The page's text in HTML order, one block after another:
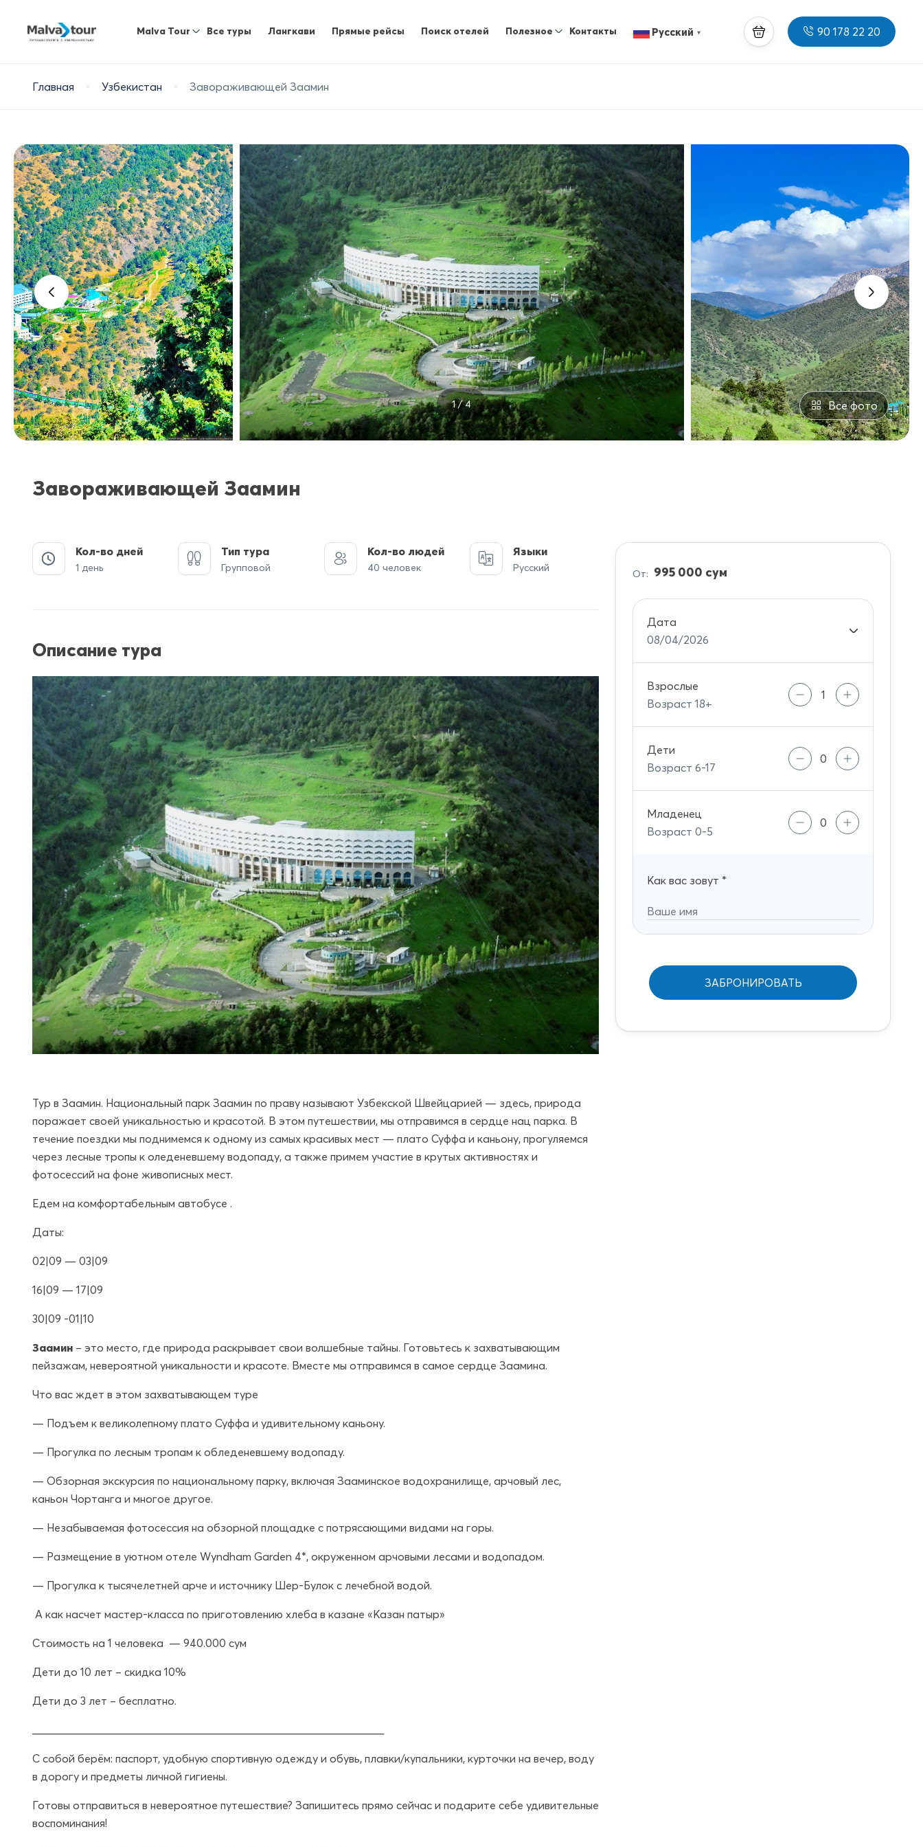
Malva Tour Все туры Лангкави Прямые рейсы Поиск отелей Полезное Контакты Русский ▼ 90 178 22 20
Главная Узбекистан Завораживающей Заамин
‹ ›
1 / 4 Все фото
Завораживающей Заамин
Кол-во дней
1 день
Тип тура
Групповой
Кол-во людей
40 человек
Языки
Русский
Описание тура
Тур в Заамин. Национальный парк Заамин по праву называют Узбекской Швейцарией — здесь, природа
поражает своей уникальностью и красотой. В этом путешествии, мы отправимся в сердце нац парка. В
течение поездки мы поднимемся к одному из самых красивых мест — плато Суффа и каньону, прогуляемся
через лесные тропы к оледеневшему водопаду, а также примем участие в крутых активностях и
фотосессий на фоне живописных мест.
Едем на комфортабельным автобусе .
Даты:
02|09 — 03|09
16|09 — 17|09
30|09 -01|10
Заамин – это место, где природа раскрывает свои волшебные тайны. Готовьтесь к захватывающим
пейзажам, невероятной уникальности и красоте. Вместе мы отправимся в самое сердце Заамина.
Что вас ждет в этом захватывающем туре
— Подъем к великолепному плато Суффа и удивительному каньону.
— Прогулка по лесным тропам к обледеневшему водопаду.
— Обзорная экскурсия по национальному парку, включая Зааминское водохранилище, арчовый лес,
каньон Чортанга и многое другое.
— Незабываемая фотосессия на обзорной площадке с потрясающими видами на горы.
— Размещение в уютном отеле Wyndham Garden 4*, окруженном арчовыми лесами и водопадом.
— Прогулка к тысячелетней арче и источнику Шер-Булок с лечебной водой.
А как насчет мастер-класса по приготовлению хлеба в казане «Казан патыр»
Стоимость на 1 человека — 940.000 сум
Дети до 10 лет – скидка 10%
Дети до 3 лет – бесплатно.
С собой берём: паспорт, удобную спортивную одежду и обувь, плавки/купальники, курточки на вечер, воду
в дорогу и предметы личной гигиены.
Готовы отправиться в невероятное путешествие? Запишитесь прямо сейчас и подарите себе удивительные
воспоминания!
От: 995 000 сум
Дата
08/04/2026
Взрослые
Возраст 18+
Дети
Возраст 6-17
Младенец
Возраст 0-5
Как вас зовут *
ЗАБРОНИРОВАТЬ